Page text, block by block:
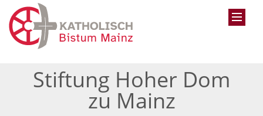
Stiftung Hoher Dom
zu Mainz